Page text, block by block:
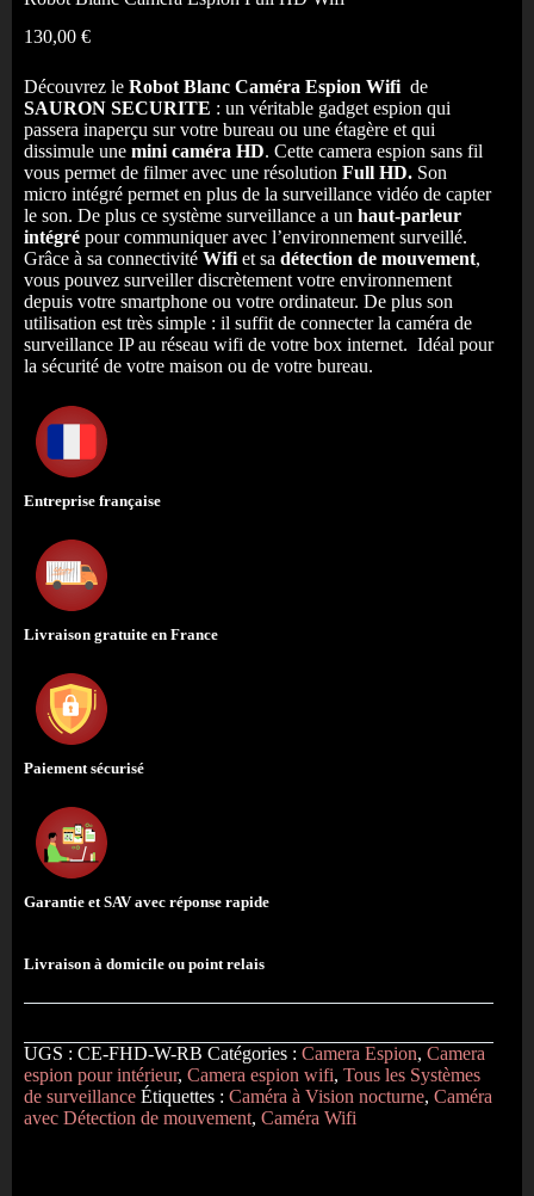
130,00 €
Découvrez le Robot Blanc Caméra Espion Wifi de
SAURON SECURITE : un véritable gadget espion qui
passera inaperçu sur votre bureau ou une étagère et qui
dissimule une mini caméra HD. Cette camera espion sans fil
vous permet de filmer avec une résolution Full HD. Son
micro intégré permet en plus de la surveillance vidéo de capter
le son. De plus ce système surveillance a un haut-parleur
intégré pour communiquer avec l’environnement surveillé.
Grâce à sa connectivité Wifiet sa détection de mouvement,
vous pouvez surveiller discrètement votre environnement
depuis votre smartphone ou votre ordinateur. De plus son
utilisation est très simple : il suffit de connecter la caméra de
surveillance IP au réseau wifi de votre box internet. Idéal pour
la sécurité de votre maison ou de votre bureau.
Entreprise française
Livraison gratuite en France
Paiement sécurisé
Garantie et SAV avec réponse rapide
Livraison à domicile ou point relais
UGS : CE-FHD-W-RB Catégories : Camera Espion, Camera
espion pour intérieur, Camera espion wifi, Tous les Systèmes
de surveillance Étiquettes : Caméra à Vision nocturne, Caméra
avec Détection de mouvement, Caméra Wifi